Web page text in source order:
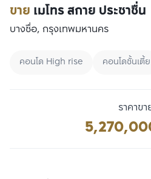
ขาย เมโทร สกาย ประชาชื่น
บางซื่อ, กรุงเทพมหานคร
คอนโด High rise คอนโดชั้นเตี้ย
ราคาขา